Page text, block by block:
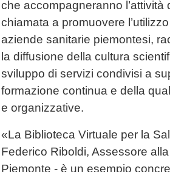
che accompagneranno l’attività
chiamata a promuovere
aziende sanitarie piemontesi,
la diffusione della cultura
sviluppo di servizi condivisi a
formazione continua e della
e organizzative.
«La Biblioteca Virtuale per la
Federico Riboldi, Assessore
Piemonte - è un esempio